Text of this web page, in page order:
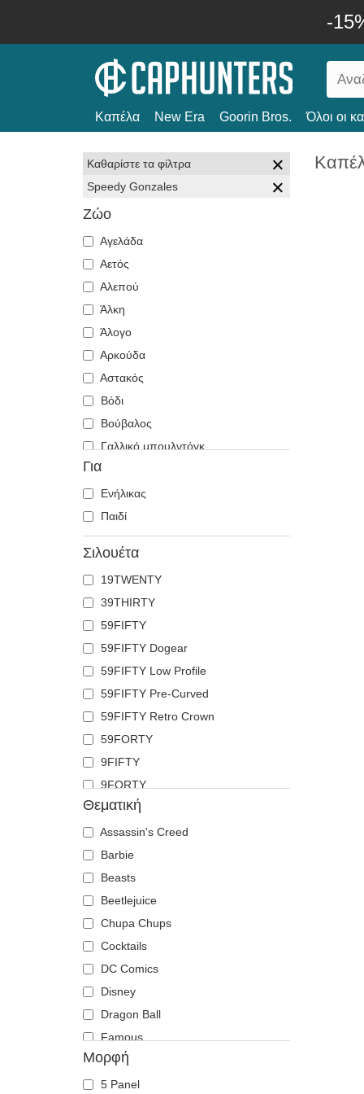
-
Καπέλα New Era Goorin Bros. Όλοι οι
Καθαρίστε τα φίλτρα
Speedy Gonzales
Ζώο
Αγελάδα
Αετός
Αλεπού
Άλκη
Άλογο
Αρκούδα
Αστακός
Βόδι
Βούβαλος
Γαλλικό μπουλντόγκ
Γάλλος
Γάτα
Γατόπαρδος
Γερμανικός ποιμενικός
Γλάρος
Γύπας
Δελφίνι
Δράκος
Ελάφι
Ζέβρα
Ιπποπόταμος
Καβούρι
Καρχαρίας
Κατσίκα
Κογιότ
Κοράκι
Κοτοπουλάκι
Κουκουβάγια
Κρανίο
Κροκόδειλος
Λαμπραντόρ ριτρίβερ
Λέαινα
Λιβελούλα
Λιοντάρι
Λύκος
Μέλισσα
Μονόκερος
Μυρμήγκι
Για
Ενήλικας
Παιδί
Σιλουέτα
19TWENTY
39THIRTY
59FIFTY
59FIFTY Dogear
59FIFTY Low Profile
59FIFTY Pre-Curved
59FIFTY Retro Crown
59FORTY
9FIFTY
9FORTY
9FORTY APEX
9FORTY M-Crown
9SEVENTY
9TWENTY
A Frame
Casual Classic
E Frame
Open Back
Runner
The 90s
The Ball
The Retro
The Snap
Θεματική
Assassin's Creed
Barbie
Beasts
Beetlejuice
Chupa Chups
Cocktails
DC Comics
Disney
Dragon Ball
Famous
Harry Potter
Hip Hop Dogz
Μορφή
5 Panel